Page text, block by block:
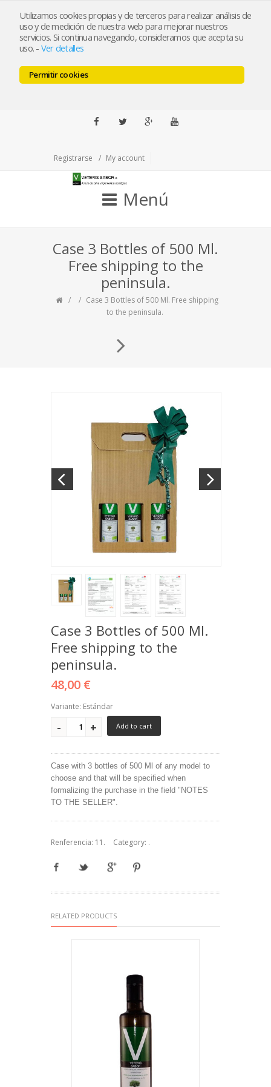
Utilizamos cookies propias y de terceros para realizar análisis de
uso y de medición de nuestra web para mejorar nuestros
servicios. Si continua navegando, consideramos que acepta su
uso. - Ver detalles
Permitir cookies
ramabiceos@veterissabor.es
Llámenos al 679163190
Pulse para llamar
Registrarse
My account
Menú
Case 3 Bottles of 500 Ml.
Free shipping to the
peninsula.
Case 3 Bottles of 500 Ml. Free shipping
to the peninsula.
Case 3 Bottles of 500 Ml.
Free shipping to the
peninsula.
48,00 €
Variante: Estándar
Add to cart
Case with 3 bottles of 500 Ml of any model to
choose and that will be specified when
formalizing the purchase in the field "NOTES
TO THE SELLER".
Renferencia: 11 . Category: .
RELATED PRODUCTS